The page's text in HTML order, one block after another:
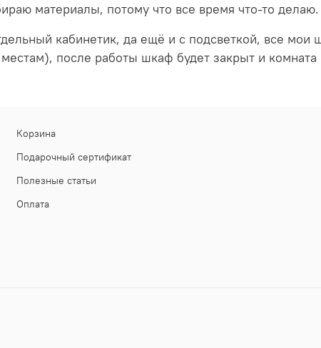
материалы, потому что все время что-то делаю.
кабинетик, да ещё и с подсветкой, все
после работы шкаф будет закрыт и
Корзина
Подарочный сертификат
Полезные статьи
Оплата